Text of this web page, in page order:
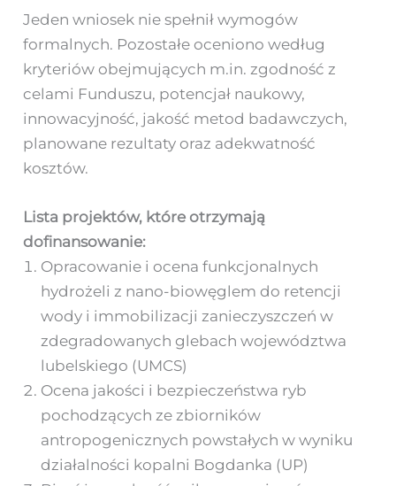
Jeden wniosek nie spełnił wymogów
formalnych. Pozostałe oceniono według
kryteriów obejmujących m.in. zgodność z
celami Funduszu, potencjał naukowy,
innowacyjność, jakość metod badawczych,
planowane rezultaty oraz adekwatność
kosztów.
Lista projektów, które otrzymają
dofinansowanie:
Opracowanie i ocena funkcjonalnych
hydrożeli z nano-biowęglem do retencji
wody i immobilizacji zanieczyszczeń w
zdegradowanych glebach województwa
lubelskiego (UMCS)
Ocena jakości i bezpieczeństwa ryb
pochodzących ze zbiorników
antropogenicznych powstałych w wyniku
działalności kopalni Bogdanka (UP)